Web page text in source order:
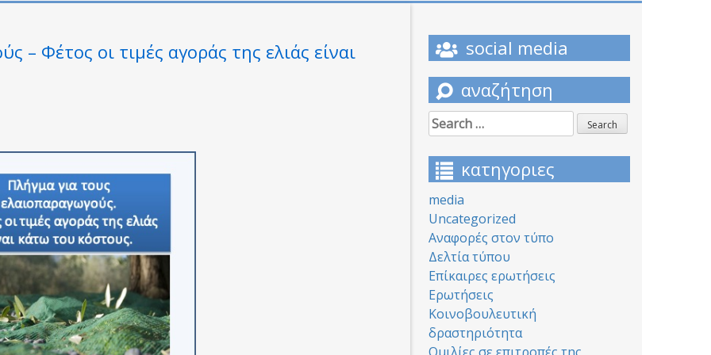
– Φέτος οι τιμές αγοράς της ελιάς είναι
social media
αναζήτηση
Search
for:
κατηγοριες
media
Uncategorized
Αναφορές στον τύπο
Δελτία τύπου
Επίκαιρες ερωτήσεις
Ερωτήσεις
Κοινοβουλευτική
δραστηριότητα